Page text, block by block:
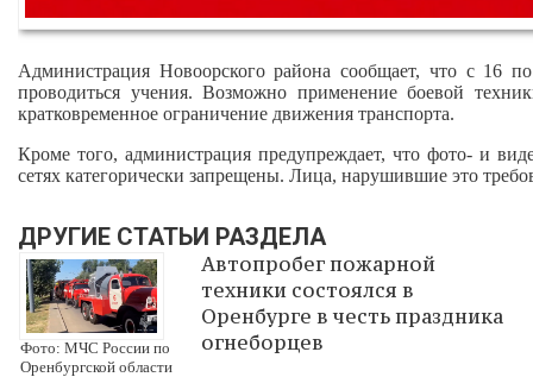
Администрация Новоорского района сообщает, что с 16
проводиться учения. Возможно применение боевой
кратковременное ограничение движения транспорта.
Кроме того, администрация предупреждает, что фото‑ и
сетях категорически запрещены. Лица, нарушившие это
ДРУГИЕ СТАТЬИ РАЗДЕЛА
Фото: МЧС России по
Оренбургской области
Автопробег пожарной
техники состоялся в
Оренбурге в честь праздника
огнеборцев